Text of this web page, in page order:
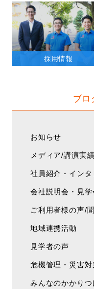
採用情報
ブロ
お知らせ
メディア/講演実績
社員紹介・インタ
会社説明会・見学
ご利用者様の声/
地域連携活動
見学者の声
危機管理・災害対
みんなのかかり